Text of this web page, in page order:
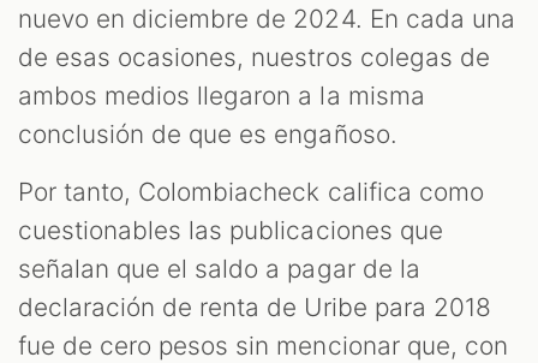
nuevo en diciembre de 2024. En cada una
de esas ocasiones, nuestros colegas de
ambos medios llegaron a la misma
conclusión de que es engañoso.
Por tanto, Colombiacheck califica como
cuestionables las publicaciones que
señalan que el saldo a pagar de la
declaración de renta de Uribe para 2018
fue de cero pesos sin mencionar que, con